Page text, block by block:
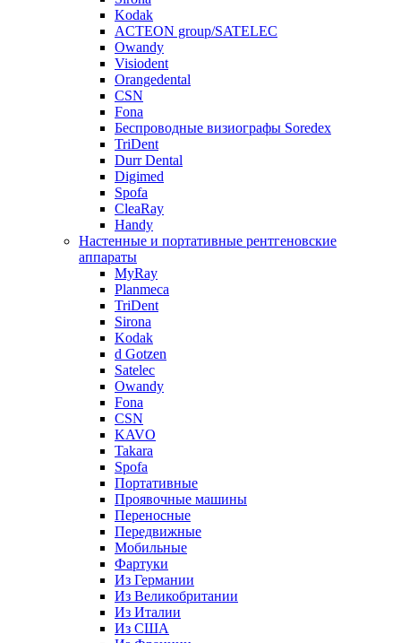
Kodak
ACTEON group/SATELEC
Owandy
Visiodent
Orangedental
CSN
Fona
Беспроводные визиографы Soredex
TriDent
Durr Dental
Digimed
Spofa
CleaRay
Handy
Настенные и портативные рентгеновские
аппараты
MyRay
Planmeca
TriDent
Sirona
Kodak
d Gotzen
Satelec
Owandy
Fona
CSN
KAVO
Takara
Spofa
Портативные
Проявочные машины
Переносные
Передвижные
Мобильные
Фартуки
Из Германии
Из Великобритании
Из Италии
Из США